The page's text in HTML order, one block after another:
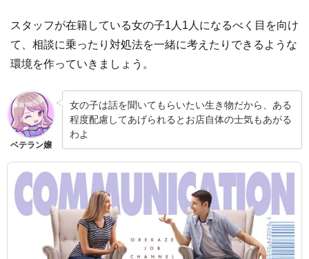
スタッフが在籍している女の子1人1人になるべく目を向け
て、相談に乗ったり対処法を一緒に考えたりできるような
環境を作っていきましょう。
ベテラン嬢
女の子は話を聞いてもらいたい生き物だから、ある
程度配慮してあげられるとお店自体の士気もあがる
わよ